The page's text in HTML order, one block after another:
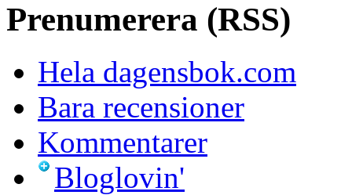
Prenumerera (RSS)
Hela dagensbok.com
Bara recensioner
Kommentarer
Bloglovin'